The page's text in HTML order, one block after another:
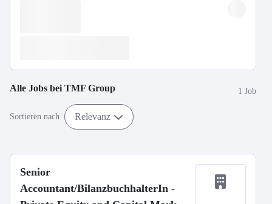
Alle Jobs bei TMF Group 1 Job
Sortieren nach Relevanz
Senior
Accountant/BilanzbuchhalterIn -